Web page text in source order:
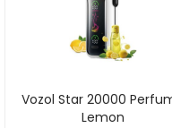
SEPETE EKLE
Vozol Star 20000
Lemon